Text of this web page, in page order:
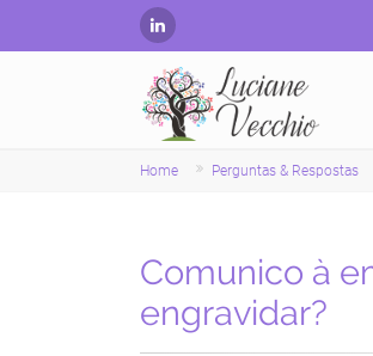
Home Perguntas & Respostas
Comunico à
engravidar?